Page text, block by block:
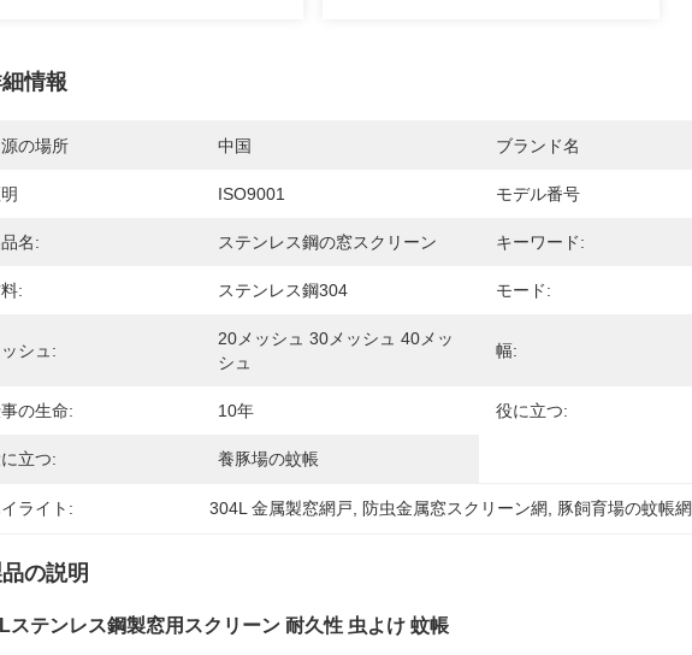
情報
の場所 中国 ブランド名
ISO9001 モデル番号
名: ステンレス鋼の窓スクリーン キーワード:
: ステンレス鋼304 モード:
シュ:
20メッシュ 30メッシュ 40メッ
シュ
幅:
の生命: 10年 役に立つ:
立つ: 養豚場の蚊帳
ライト: 304L 金属製窓網戸 防虫金属窓スクリーン網 豚飼育場の蚊帳網
の説明
ステンレス鋼製窓用スクリーン 耐久性 虫よけ 蚊帳